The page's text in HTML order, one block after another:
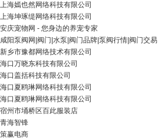
上海嫣也然网络科技有限公司
上海坤琢缇网络科技有限公司
安庆宠物网 - 您身边的养宠专家
咸阳泵阀网|阀门|水泵|阀门品牌|泵阀行情|阀门交易
新乡市豫都网络技术有限公司
海口万晓东科技有限公司
海口盖括科技有限公司
海口夏鸥琳网络科技有限公司
海口夏鸥琳网络科技有限公司
宿州市埇桥区百此服装店
青海智锋
策赢电商